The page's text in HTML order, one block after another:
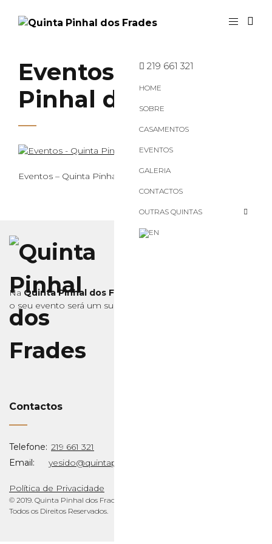
219 661 321
HOME
SOBRE
CASAMENTOS
EVENTOS
GALERIA
CONTACTOS
OUTRAS QUINTAS
Eventos – Quinta
Pinhal dos Frades
Eventos – Quinta Pinhal dos Frades
Na Quinta Pinhal dos Frades
o seu evento será um sucesso, confie!
Contactos
Telefone: 219 661 321
Email:
yesido@quintapinhaldosfrades.pt
Política de Privacidade
© 2019. Quinta Pinhal dos Frades.
Todos os Direitos Reservados.